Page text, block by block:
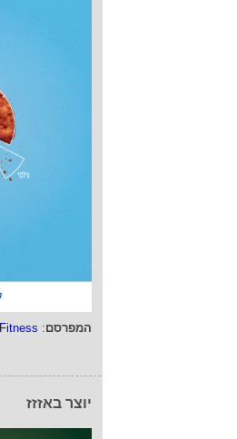
המפרסם:
Fitness
יוצר באזזז